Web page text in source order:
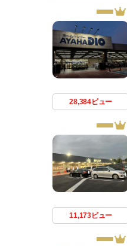
28,384ビュー
11,173ビュー